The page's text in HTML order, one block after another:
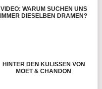
VIDEO: WARUM SUCHEN UNS
IMMER DIESELBEN DRAMEN?
HINTER DEN KULISSEN VON
MOËT & CHANDON